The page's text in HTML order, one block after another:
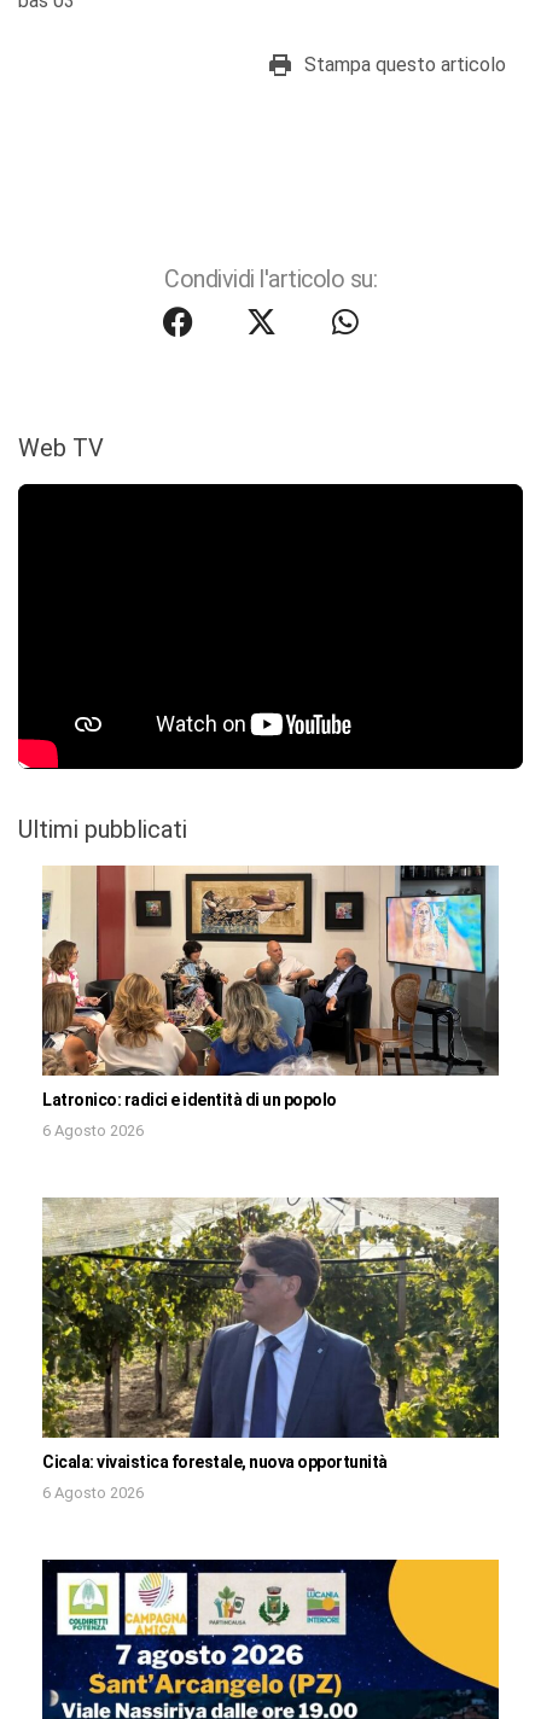
Stampa questo articolo
Condividi l'articolo su:
Web TV
Ultimi pubblicati
Latronico: radici e identità di un popolo
6 Agosto 2026
Cicala: vivaistica forestale, nuova opportunità
6 Agosto 2026